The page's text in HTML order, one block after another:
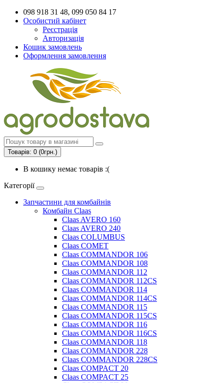
098 918 31 48, 099 050 84 17
Особистий кабінет
Реєстрація
Авторизація
Кошик замовлень
Оформлення замовлення
Товарів: 0 (0грн.)
В кошику немає товарів :(
Категорії
Запчастини для комбайнів
Комбайн Claas
Claas AVERO 160
Claas AVERO 240
Claas COLUMBUS
Claas COMET
Claas COMMANDOR 106
Claas COMMANDOR 108
Claas COMMANDOR 112
Claas COMMANDOR 112CS
Claas COMMANDOR 114
Claas COMMANDOR 114CS
Claas COMMANDOR 115
Claas COMMANDOR 115CS
Claas COMMANDOR 116
Claas COMMANDOR 116CS
Claas COMMANDOR 118
Claas COMMANDOR 228
Claas COMMANDOR 228CS
Claas COMPACT 20
Claas COMPACT 25